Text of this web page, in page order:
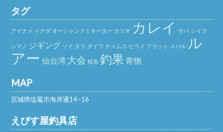
タグ
アイナメ イナダ オーシャンドミネーター カツオ カレイ サバ シイラ
シマノ ジギング ソイ タラ ダイワ ティムコ ヒラメ フラット メバル ル
アー 仙台湾 大会 根魚 釣果 青物
MAP
宮城県塩竈市海岸通14−16
えびす屋釣具店